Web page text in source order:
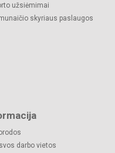
užsiėmimai
skyriaus paslaugos
darbo vietos